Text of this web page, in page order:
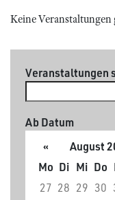
Keine Veranstaltungen
Veranstaltungen
Ab Datum
«
August
Mo Di Mi Do
27 28 29 30